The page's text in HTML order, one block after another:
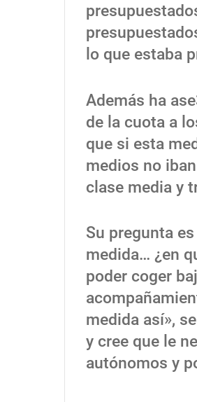
lo que estaba
Además ha
de la cuota a
que si esta
medios no
clase media y
Su pregunta
medida… ¿en
poder coger
medida así»,
y cree que le
autónomos y